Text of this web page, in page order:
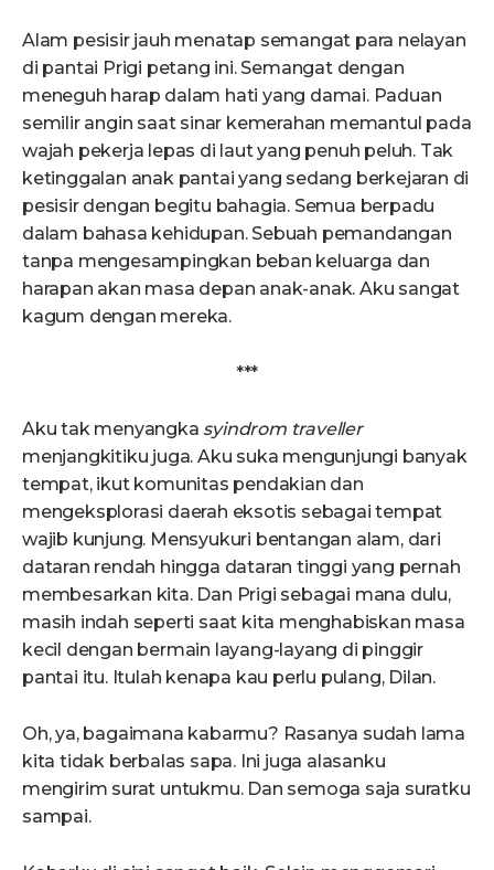
Alam pesisir jauh menatap semangat para nelayan
di pantai Prigi petang ini. Semangat dengan
meneguh harap dalam hati yang damai. Paduan
semilir angin saat sinar kemerahan memantul pada
wajah pekerja lepas di laut yang penuh peluh. Tak
ketinggalan anak pantai yang sedang berkejaran di
pesisir dengan begitu bahagia. Semua berpadu
dalam bahasa kehidupan. Sebuah pemandangan
tanpa mengesampingkan beban keluarga dan
harapan akan masa depan anak-anak. Aku sangat
kagum dengan mereka.
***
Aku tak menyangka syindrom traveller
menjangkitiku juga. Aku suka mengunjungi banyak
tempat, ikut komunitas pendakian dan
mengeksplorasi daerah eksotis sebagai tempat
wajib kunjung. Mensyukuri bentangan alam, dari
dataran rendah hingga dataran tinggi yang pernah
membesarkan kita. Dan Prigi sebagai mana dulu,
masih indah seperti saat kita menghabiskan masa
kecil dengan bermain layang-layang di pinggir
pantai itu. Itulah kenapa kau perlu pulang, Dilan.
Oh, ya, bagaimana kabarmu? Rasanya sudah lama
kita tidak berbalas sapa. Ini juga alasanku
mengirim surat untukmu. Dan semoga saja suratku
sampai.